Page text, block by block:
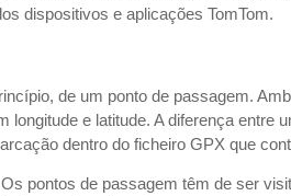
dispositivos e aplicações TomTom.
de um ponto de passagem.
longitude e latitude. A diferença entre
dentro do ficheiro GPX que
pontos de passagem têm de ser